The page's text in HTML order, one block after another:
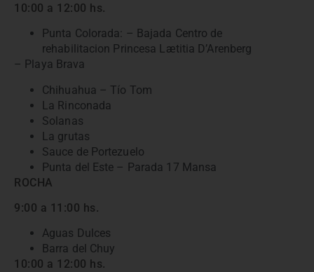
10:00 a 12:00 hs.
Punta Colorada: – Bajada Centro de
rehabilitacion Princesa Lætitia D’Arenberg
– Playa Brava
Chihuahua – Tío Tom
La Rinconada
Solanas
La grutas
Sauce de Portezuelo
Punta del Este – Parada 17 Mansa
ROCHA
9:00 a 11:00 hs.
Aguas Dulces
Barra del Chuy
10:00 a 12:00 hs.